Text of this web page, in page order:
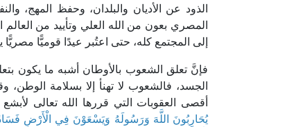
الذود عن الأديان والبلدان، وحفظ المهج،
المصري بعون من الله العلي وتأييد من العالم
إلى المجتمع كله، حتى اعتُبر عيدًا قوميًّا
فإنَّ تعلق الشعوب بالأوطان أشبه ما يكون
الجسد، فالشعوب لا تهنأ إلا بسلامة الوطن،
أقصى العقوبات التي قررها الله تعالى
يُحَارِبُونَ اللَّهَ وَرَسُولَهُ وَيَسْعَوْنَ فِي الْأَرْضِ